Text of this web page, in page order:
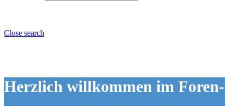
Close search
Herzlich willkommen im